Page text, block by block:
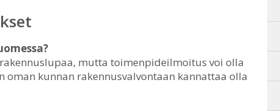
mutta toimenpideilmoitus voi olla
oman kunnan rakennusvalvontaan kannattaa olla